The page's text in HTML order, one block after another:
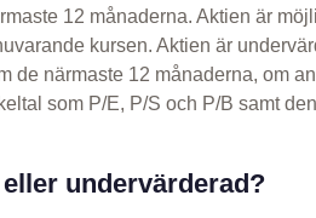
12 månaderna. Aktien är
kursen. Aktien är
de närmaste 12 månaderna, om
som P/E, P/S och P/B samt
undervärderad?